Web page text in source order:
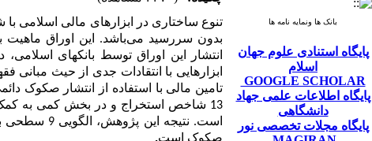
بانک ها ونمایه نامه ها
پایگاه استنادی علوم جهان
اسلام
GOOGLE SCHOLAR
پایگاه اطلاعات علمی جهاد
دانشگاهی
پایگاه مجلات تخصصی نور
تنوع ساختاری در ابزارهای مالی اسلامی
بدون سررسید می‌باشد. این اوراق
انتشار این اوراق توسط بانکهای
ابزارهایی با انتقادات جدی از حیث
تامین مالی با استفاده از انتشار
13 شاخص استخراج و در بخش کمی به
است.